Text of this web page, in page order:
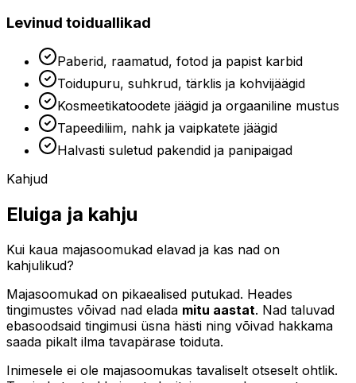
Levinud toiduallikad
Paberid, raamatud, fotod ja papist karbid
Toidupuru, suhkrud, tärklis ja kohvijäägid
Kosmeetikatoodete jäägid ja orgaaniline mustus
Tapeediliim, nahk ja vaipkatete jäägid
Halvasti suletud pakendid ja panipaigad
Kahjud
Eluiga ja kahju
Kui kaua majasoomukad elavad ja kas nad on
kahjulikud?
Majasoomukad on pikaealised putukad. Heades
tingimustes võivad nad elada mitu aastat. Nad taluvad
ebasoodsaid tingimusi üsna hästi ning võivad hakkama
saada pikalt ilma tavapärase toiduta.
Inimesele ei ole majasoomukas tavaliselt otseselt ohtlik.